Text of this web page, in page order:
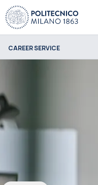
CAREER SERVICE